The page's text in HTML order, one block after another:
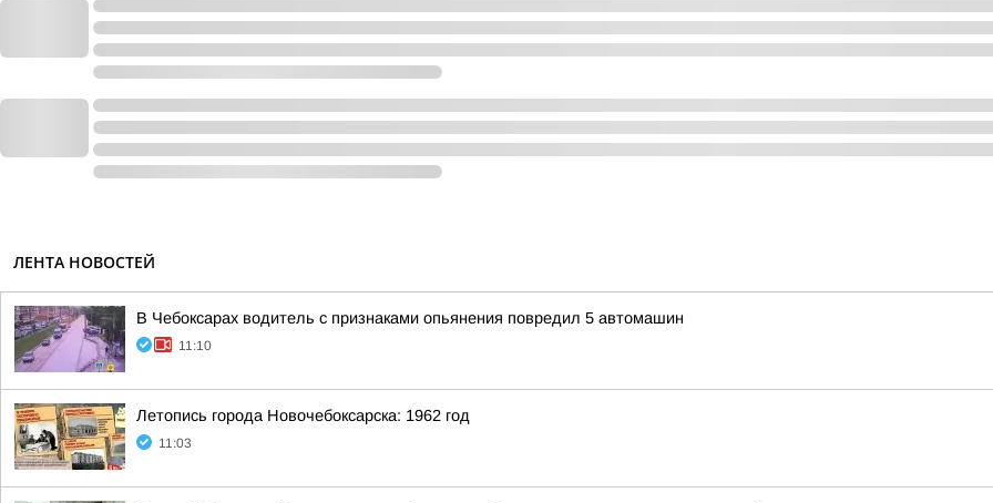
ЛЕНТА НОВОСТЕЙ
В Чебоксарах водитель с признаками опьянения повредил 5 автомашин
11:10
Летопись города Новочебоксарска: 1962 год
11:03